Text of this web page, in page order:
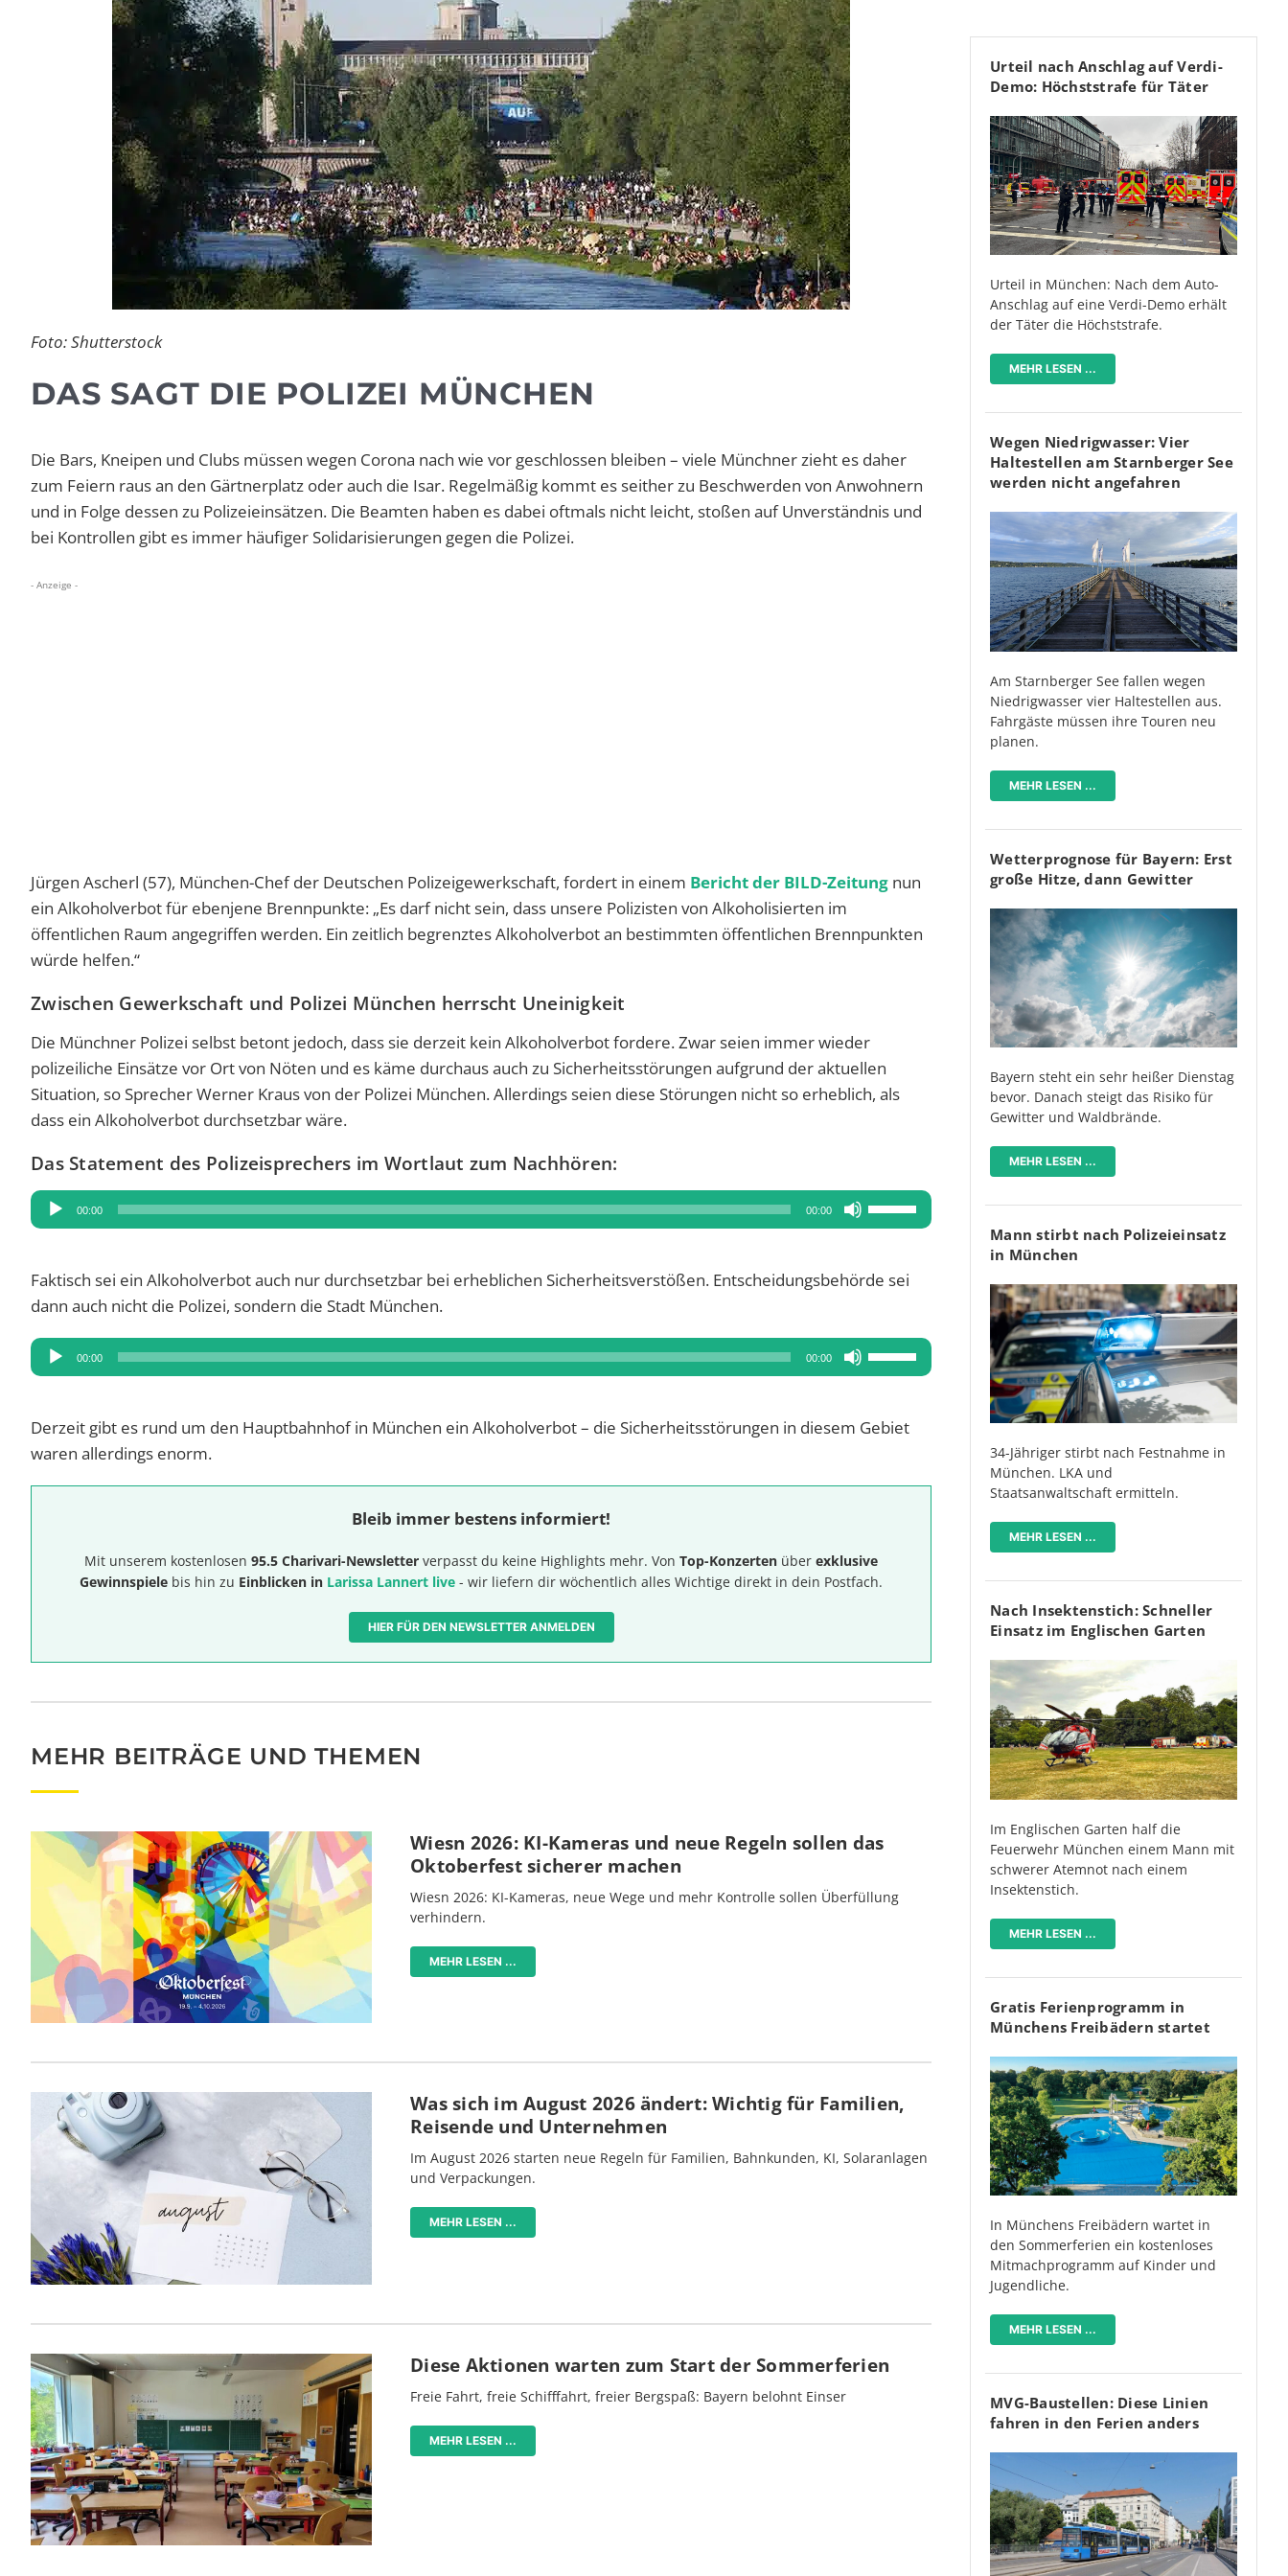
Foto: Shutterstock
DAS SAGT DIE POLIZEI MÜNCHEN
Die Bars, Kneipen und Clubs müssen wegen Corona nach wie vor geschlossen bleiben – viele Münchner zieht es daher
zum Feiern raus an den Gärtnerplatz oder auch die Isar. Regelmäßig kommt es seither zu Beschwerden von Anwohnern
und in Folge dessen zu Polizeieinsätzen. Die Beamten haben es dabei oftmals nicht leicht, stoßen auf Unverständnis und
bei Kontrollen gibt es immer häufiger Solidarisierungen gegen die Polizei.
- Anzeige -
Jürgen Ascherl (57), München-Chef der Deutschen Polizeigewerkschaft, fordert in einem Bericht der BILD-Zeitung nun
ein Alkoholverbot für ebenjene Brennpunkte: „Es darf nicht sein, dass unsere Polizisten von Alkoholisierten im
öffentlichen Raum angegriffen werden. Ein zeitlich begrenztes Alkoholverbot an bestimmten öffentlichen Brennpunkten
würde helfen.“
Zwischen Gewerkschaft und Polizei München herrscht Uneinigkeit
Die Münchner Polizei selbst betont jedoch, dass sie derzeit kein Alkoholverbot fordere. Zwar seien immer wieder
polizeiliche Einsätze vor Ort von Nöten und es käme durchaus auch zu Sicherheitsstörungen aufgrund der aktuellen
Situation, so Sprecher Werner Kraus von der Polizei München. Allerdings seien diese Störungen nicht so erheblich, als
dass ein Alkoholverbot durchsetzbar wäre.
Das Statement des Polizeisprechers im Wortlaut zum Nachhören:
Audio-
Player
00:00 00:00
Pfeiltasten
Hoch/Runter
um
zu
Faktisch sei ein Alkoholverbot auch nur durchsetzbar bei erheblichen Sicherheitsverstößen. Entscheidungsbehörde sei
dann auch nicht die Polizei, sondern die Stadt München.
Audio-
Player
00:00 00:00
Pfeiltasten
Hoch/Runter
um
Derzeit gibt es rund um den Hauptbahnhof in München ein Alkoholverbot – die Sicherheitsstörungen in diesem Gebiet
waren allerdings enorm.
Bleib immer bestens informiert!
Mit unserem kostenlosen 95.5 Charivari-Newsletter verpasst du keine Highlights mehr. Von Top-Konzerten über exklusive
Gewinnspiele bis hin zu Einblicken in Larissa Lannert live - wir liefern dir wöchentlich alles Wichtige direkt in dein Postfach.
HIER FÜR DEN NEWSLETTER ANMELDEN
MEHR BEITRÄGE UND THEMEN
Wiesn 2026: KI-Kameras und neue Regeln sollen das
Oktoberfest sicherer machen
Wiesn 2026: KI-Kameras, neue Wege und mehr Kontrolle sollen Überfüllung
verhindern.
MEHR LESEN ...
Was sich im August 2026 ändert: Wichtig für Familien,
Reisende und Unternehmen
Im August 2026 starten neue Regeln für Familien, Bahnkunden, KI, Solaranlagen
und Verpackungen.
MEHR LESEN ...
Diese Aktionen warten zum Start der Sommerferien
Freie Fahrt, freie Schifffahrt, freier Bergspaß: Bayern belohnt Einser
MEHR LESEN ...
Urteil nach Anschlag auf Verdi-
Demo: Höchststrafe für Täter
Urteil in München: Nach dem Auto-
Anschlag auf eine Verdi-Demo erhält
der Täter die Höchststrafe.
MEHR LESEN ...
Wegen Niedrigwasser: Vier
Haltestellen am Starnberger See
werden nicht angefahren
Am Starnberger See fallen wegen
Niedrigwasser vier Haltestellen aus.
Fahrgäste müssen ihre Touren neu
planen.
MEHR LESEN ...
Wetterprognose für Bayern: Erst
große Hitze, dann Gewitter
Bayern steht ein sehr heißer Dienstag
bevor. Danach steigt das Risiko für
Gewitter und Waldbrände.
MEHR LESEN ...
Mann stirbt nach Polizeieinsatz
in München
34-Jähriger stirbt nach Festnahme in
München. LKA und
Staatsanwaltschaft ermitteln.
MEHR LESEN ...
Nach Insektenstich: Schneller
Einsatz im Englischen Garten
Im Englischen Garten half die
Feuerwehr München einem Mann mit
schwerer Atemnot nach einem
Insektenstich.
MEHR LESEN ...
Gratis Ferienprogramm in
Münchens Freibädern startet
In Münchens Freibädern wartet in
den Sommerferien ein kostenloses
Mitmachprogramm auf Kinder und
Jugendliche.
MEHR LESEN ...
MVG-Baustellen: Diese Linien
fahren in den Ferien anders